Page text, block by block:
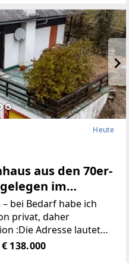
Heute
aus den 70er-
im
bei Bedarf habe ich
privat, daher
:Die Adresse lautet
Achtung : in
€ 138.000